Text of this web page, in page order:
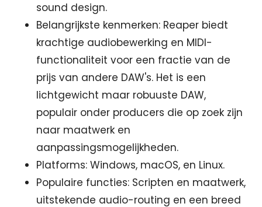
sound design.
Belangrijkste kenmerken: Reaper biedt
krachtige audiobewerking en MIDI-
functionaliteit voor een fractie van de
prijs van andere DAW's. Het is een
lichtgewicht maar robuuste DAW,
populair onder producers die op zoek zijn
naar maatwerk en
aanpassingsmogelijkheden.
Platforms: Windows, macOS, en Linux.
Populaire functies: Scripten en maatwerk,
uitstekende audio-routing en een breed